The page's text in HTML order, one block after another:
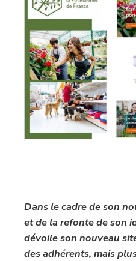
Dans le cadre de son
et de la refonte de son
dévoile son nouveau
des adhérents, mais